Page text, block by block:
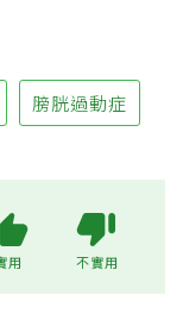
膀胱過動症
用 不實用